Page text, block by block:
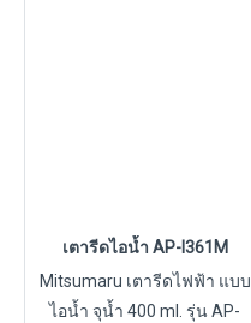
เตารีดไอน้ำ AP-I361M
Mitsumaru เตารีดไฟฟ้า แบบ
ไอน้ำ จุน้ำ 400 ml. รุ่น AP-